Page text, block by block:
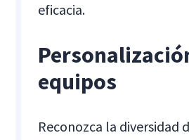
eficacia.
equipos
Reconozca la diversidad